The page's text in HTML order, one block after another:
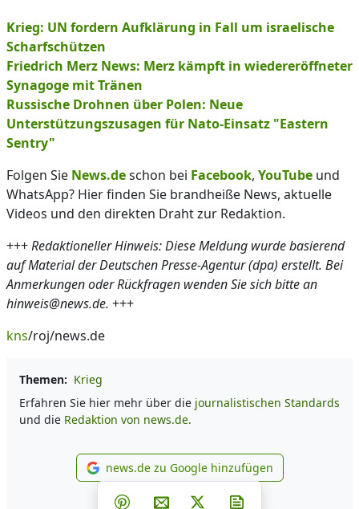
Krieg: UN fordern Aufklärung in Fall um israelische
Scharfschützen
Friedrich Merz News: Merz kämpft in wiedereröffneter
Synagoge mit Tränen
Russische Drohnen über Polen: Neue
Unterstützungszusagen für Nato-Einsatz "Eastern
Sentry"
Folgen Sie News.deschon bei Facebook, YouTube und
WhatsApp? Hier finden Sie brandheiße News, aktuelle
Videos und den direkten Draht zur Redaktion.
+++Redaktioneller Hinweis: Diese Meldung wurde basierend
auf Material der Deutschen Presse-Agentur (dpa) erstellt. Bei
Anmerkungen oder Rückfragen wenden Sie sich bitte an
hinweis@news.de. +++
kns/roj/news.de
Themen: Krieg
Erfahren Sie hier mehr über die journalistischen Standards
und die Redaktion von news.de.
news.de zu Google
news.de zu Google hinzufügen
Teilen auf Facebook
Teilen auf Whatsapp
Teilen auf Telegram
Teilen auf Pinterest
Per E-Mail teilen
Post auf X